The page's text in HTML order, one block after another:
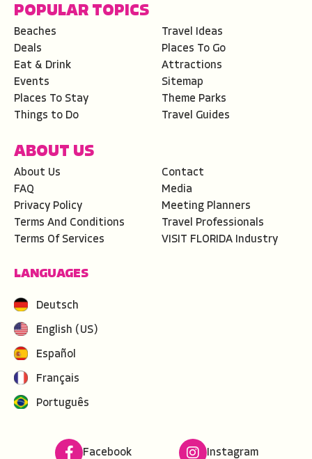
POPULAR TOPICS
Beaches
Deals
Eat & Drink
Events
Places To Stay
Things to Do
Travel Ideas
Places To Go
Attractions
Sitemap
Theme Parks
Travel Guides
ABOUT US
About Us
FAQ
Privacy Policy
Terms And Conditions
Terms Of Services
Contact
Media
Meeting Planners
Travel Professionals
VISIT FLORIDA Industry
LANGUAGES
Deutsch
English (US)
Español
Français
Português
Facebook Instagram